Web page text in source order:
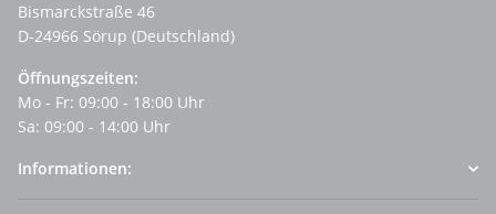
Bismarckstraße 46
D-24966 Sörup (Deutschland)
Öffnungszeiten:
Mo - Fr: 09:00 - 18:00 Uhr
Sa: 09:00 - 14:00 Uhr
Informationen: